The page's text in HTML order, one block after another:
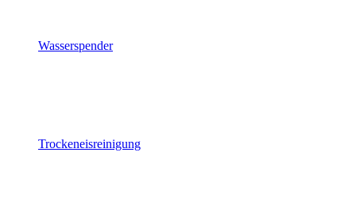
Wasserspender
Trockeneisreinigung